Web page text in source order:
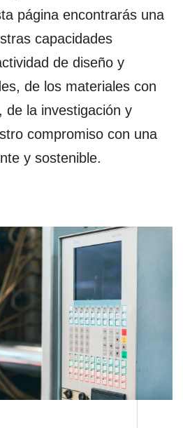
página encontrarás una
capacidades
de diseño y
de los materiales con
de la investigación y
compromiso con una
y sostenible.